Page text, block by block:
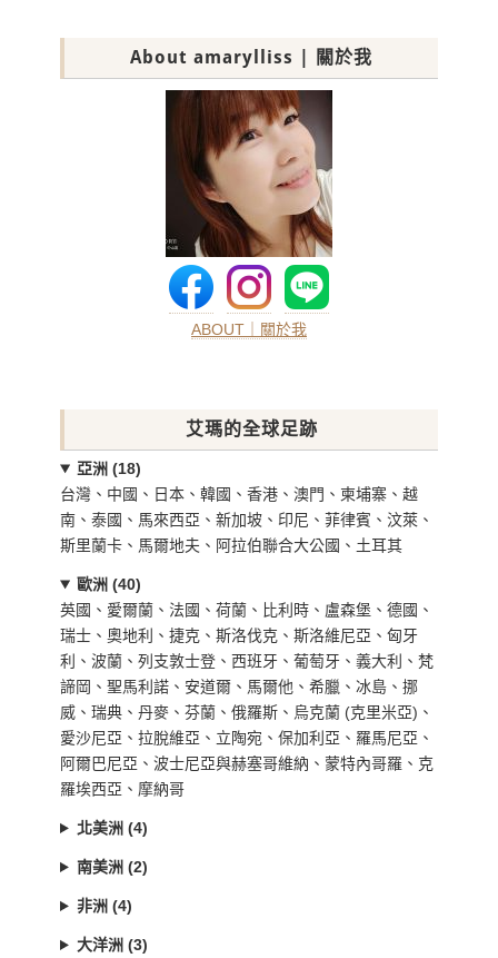
About amarylliss | 關於我
ABOUT｜關於我
艾瑪的全球足跡
亞洲 (18)
台灣、中國、日本、韓國、香港、澳門、柬埔寨、越
南、泰國、馬來西亞、新加坡、印尼、菲律賓、汶萊、
斯里蘭卡、馬爾地夫、阿拉伯聯合大公國、土耳其
歐洲 (40)
英國、愛爾蘭、法國、荷蘭、比利時、盧森堡、德國、
瑞士、奧地利、捷克、斯洛伐克、斯洛維尼亞、匈牙
利、波蘭、列支敦士登、西班牙、葡萄牙、義大利、梵
諦岡、聖馬利諾、安道爾、馬爾他、希臘、冰島、挪
威、瑞典、丹麥、芬蘭、俄羅斯、烏克蘭 (克里米亞)、
愛沙尼亞、拉脫維亞、立陶宛、保加利亞、羅馬尼亞、
阿爾巴尼亞、波士尼亞與赫塞哥維納、蒙特內哥羅、克
羅埃西亞、摩納哥
北美洲 (4)
南美洲 (2)
非洲 (4)
大洋洲 (3)